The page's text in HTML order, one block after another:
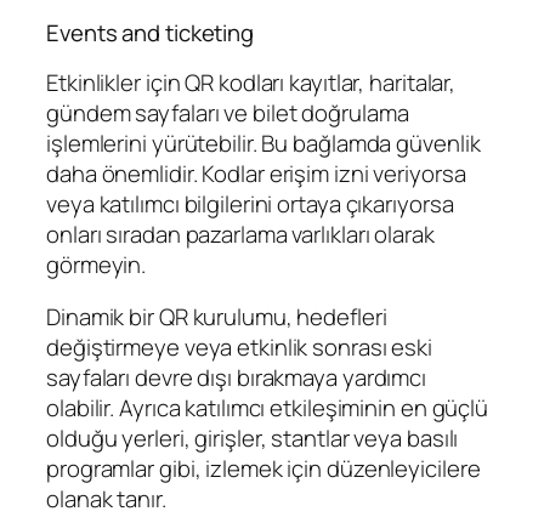
Events and ticketing
Etkinlikler için QR kodları kayıtlar, haritalar,
gündem sayfaları ve bilet doğrulama
işlemlerini yürütebilir. Bu bağlamda güvenlik
daha önemlidir. Kodlar erişim izni veriyorsa
veya katılımcı bilgilerini ortaya çıkarıyorsa
onları sıradan pazarlama varlıkları olarak
görmeyin.
Dinamik bir QR kurulumu, hedefleri
değiştirmeye veya etkinlik sonrası eski
sayfaları devre dışı bırakmaya yardımcı
olabilir. Ayrıca katılımcı etkileşiminin en güçlü
olduğu yerleri, girişler, stantlar veya basılı
programlar gibi, izlemek için düzenleyicilere
olanak tanır.